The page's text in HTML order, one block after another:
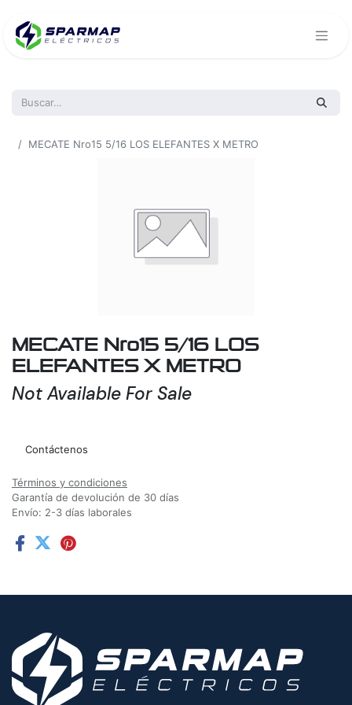
MECATE Nro15 5/16 LOS ELEFANTES X METRO
MECATE Nro15 5/16 LOS
ELEFANTES X METRO
Not Available For Sale
Contáctenos
Términos y condiciones
Garantía de devolución de 30 días
Envío: 2-3 días laborales